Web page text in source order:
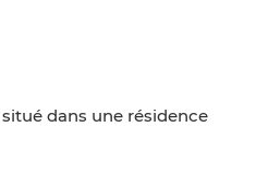
dans une résidence